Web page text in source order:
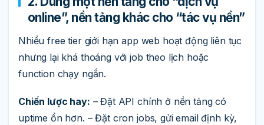
online”, nền tảng khác cho “tác vụ nền”
Nhiều free tier giới hạn app web hoạt động liên tục
nhưng lại khá thoáng với job theo lịch hoặc
function chạy ngắn.
Chiến lược hay: – Đặt API chính ở nền tảng có
uptime ổn hơn. – Đặt cron jobs, gửi email định kỳ,